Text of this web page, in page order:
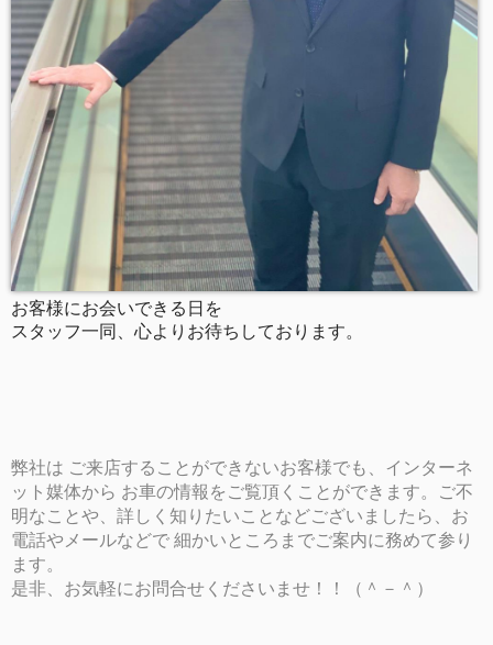
お客様にお会いできる日を
スタッフ一同、心よりお待ちしております。
弊社は ご来店することができないお客様でも、インターネ
ット媒体から お車の情報をご覧頂くことができます。ご不
明なことや、詳しく知りたいことなどございましたら、お
電話やメールなどで 細かいところまでご案内に務めて参り
ます。
是非、お気軽にお問合せくださいませ！！（＾－＾）